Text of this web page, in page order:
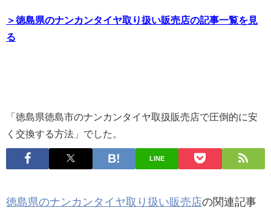
＞徳島県のナンカンタイヤ取り扱い販売店の記事一覧を見
る
「徳島県徳島市のナンカンタイヤ取扱販売店で圧倒的に安
く交換する方法」でした。
LINE
徳島県のナンカンタイヤ取り扱い販売店の関連記事